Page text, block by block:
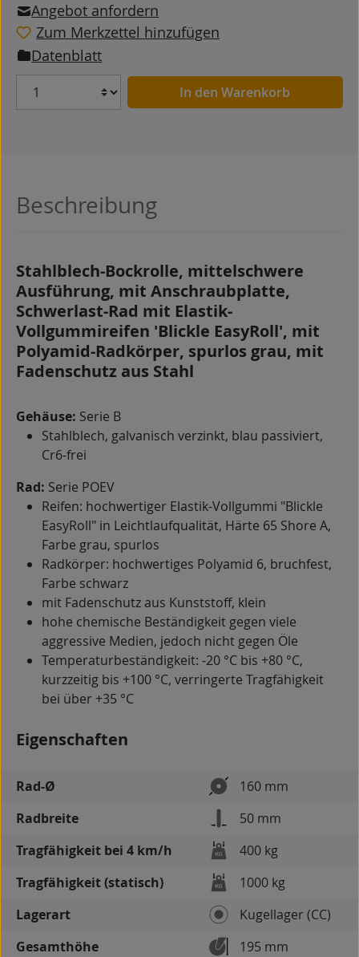
Angebot anfordern
Zum Merkzettel hinzufügen
Datenblatt
Anzahl In den Warenkorb
Beschreibung
Stahlblech-Bockrolle, mittelschwere
Ausführung, mit Anschraubplatte,
Schwerlast-Rad mit Elastik-
Vollgummireifen 'Blickle EasyRoll', mit
Polyamid-Radkörper, spurlos grau, mit
Fadenschutz aus Stahl
Gehäuse: Serie B
Stahlblech, galvanisch verzinkt, blau passiviert,
Cr6-frei
Rad: Serie POEV
Reifen: hochwertiger Elastik-Vollgummi "Blickle
EasyRoll" in Leichtlaufqualität, Härte 65 Shore A,
Farbe grau, spurlos
Radkörper: hochwertiges Polyamid 6, bruchfest,
Farbe schwarz
mit Fadenschutz aus Kunststoff, klein
hohe chemische Beständigkeit gegen viele
aggressive Medien, jedoch nicht gegen Öle
Temperaturbeständigkeit: -20 °C bis +80 °C,
kurzzeitig bis +100 °C, verringerte Tragfähigkeit
bei über +35 °C
Eigenschaften
Rad-Ø
160 mm
Radbreite
50 mm
Tragfähigkeit bei 4 km/h
400 kg
Tragfähigkeit (statisch)
1000 kg
Lagerart
Kugellager (CC)
Gesamthöhe
195 mm